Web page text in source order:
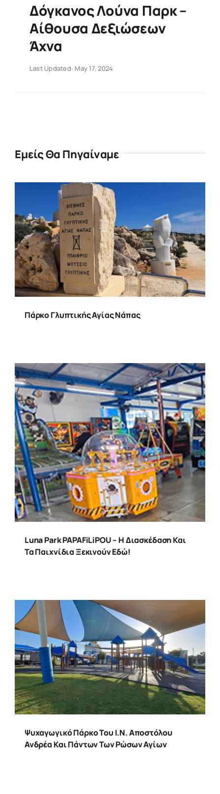
Δόγκανος Λούνα Παρκ –
Αίθουσα Δεξιώσεων
Άχνα
Last Updated: May 17, 2024
Εμείς Θα Πηγαίναμε
Πάρκο Γλυπτικής Αγίας Νάπας
Luna Park PAPAFiLiPOU – Η Διασκέδαση Και
Τα Παιχνίδια Ξεκινούν Εδώ!
Ψυχαγωγικό Πάρκο Του Ι.Ν. Αποστόλου
Ανδρέα Και Πάντων Των Ρώσων Αγίων